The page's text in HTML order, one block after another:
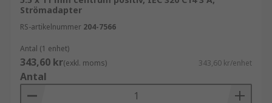
Strömadapter
RS-artikelnummer 204-7566
Antal (1 enhet)
343,60 kr(exkl. moms) 343,60 kr/enhet
Antal